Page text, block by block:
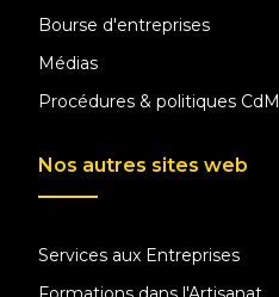
Bourse d'entreprises
Médias
Procédures & politiques CdM
Nos autres sites web
Services aux Entreprises